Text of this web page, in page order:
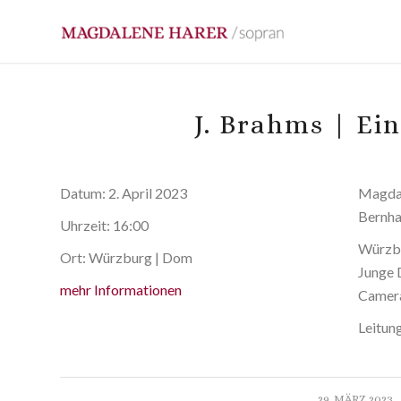
J. Brahms |
Datum: 2. April 2023
Uhrzeit: 16:00
Ort: Würzburg | Dom
mehr Informationen
Junge